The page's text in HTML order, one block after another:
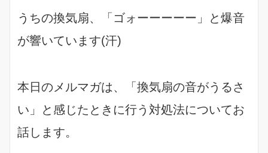
うちの換気扇、「ゴォーーーーー」と爆音
が響いています(汗)
本日のメルマガは、「換気扇の音がうるさ
い」と感じたときに行う対処法についてお
話します。